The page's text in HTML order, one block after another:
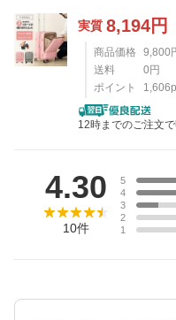
実質 8,194円
商品価格 9,800
送料
0 円
ポイント
1,606
12時までのご注文
4.30
10件
5
4
3
2
1